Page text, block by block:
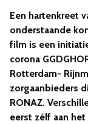
Een hartenkreet
onderstaande
film is een
corona
Rotterdam-
zorgaanbieders
RONAZ.
eerst zélf aan het